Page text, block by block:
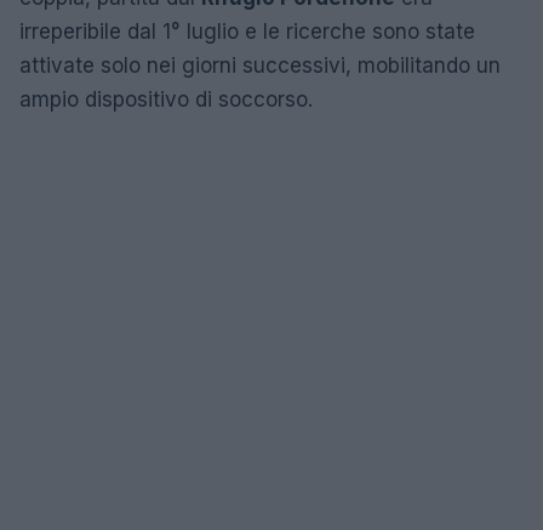
irreperibile dal 1° luglio e le ricerche sono state
attivate solo nei giorni successivi, mobilitando un
ampio dispositivo di soccorso.